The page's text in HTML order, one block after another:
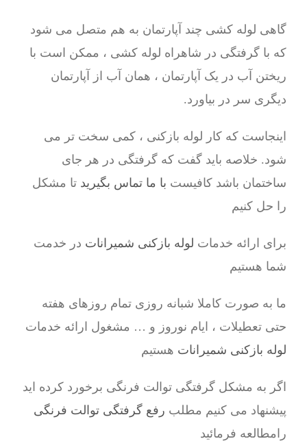
گاهی لوله کشی چند آپارتمان به هم متصل می شود
که با گرفتگی در شاهراه لوله کشی ، ممکن است با
ریختن آب در یک آپارتمان ، همان آب از آپارتمان
دیگری سر در بیاورد.
اینجاست که کار لوله بازکنی ، کمی سخت تر می
شود. خلاصه باید گفت که گرفتگی در هر جای
ساختمان باشد کافیست با ما تماس بگیرید تا مشکل
را حل کنیم
برای ارائه خدمات لوله بازکنی شمیرانات در خدمت
شما هستیم
ما به صورت کاملا شبانه روزی تمام روزهای هفته
حتی تعطیلات ، ایام نوروز و … مشغول ارائه خدمات
لوله بازکنی شمیرانات هستیم
اگر به مشکل گرفتگی توالت فرنگی برخورد کرده اید
پیشنهاد می کنیم مطلب رفع گرفتگی توالت فرنگی
رامطالعه فرمائید